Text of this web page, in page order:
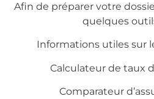
Afin de préparer votre
quelques
Informations utiles sur
Calculateur de taux
Comparateur